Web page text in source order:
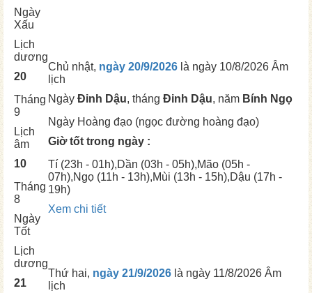
Ngày
Xấu
Lịch
dương
20
Tháng
9
Lịch
âm
10
Tháng
8
Ngày
Tốt
Chủ nhật, ngày 20/9/2026 là ngày 10/8/2026 Âm
lịch
Ngày Đinh Dậu, tháng Đinh Dậu, năm Bính Ngọ
Ngày Hoàng đạo (ngọc đường hoàng đạo)
Giờ tốt trong ngày :
Tí (23h - 01h),Dần (03h - 05h),Mão (05h -
07h),Ngọ (11h - 13h),Mùi (13h - 15h),Dậu (17h -
19h)
Xem chi tiết
Lịch
dương
21
Thứ hai, ngày 21/9/2026 là ngày 11/8/2026 Âm
lịch